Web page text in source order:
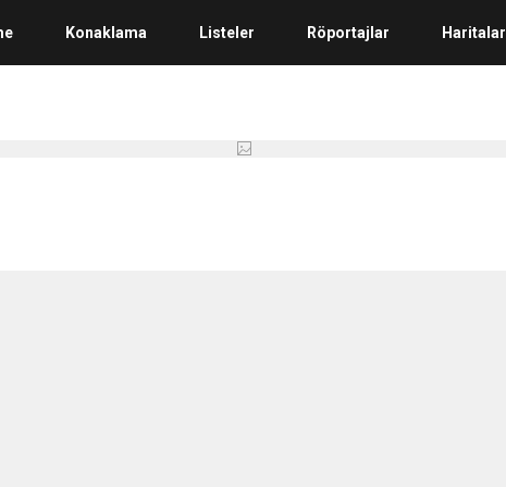
Konaklama Listeler Röportajlar Haritalar